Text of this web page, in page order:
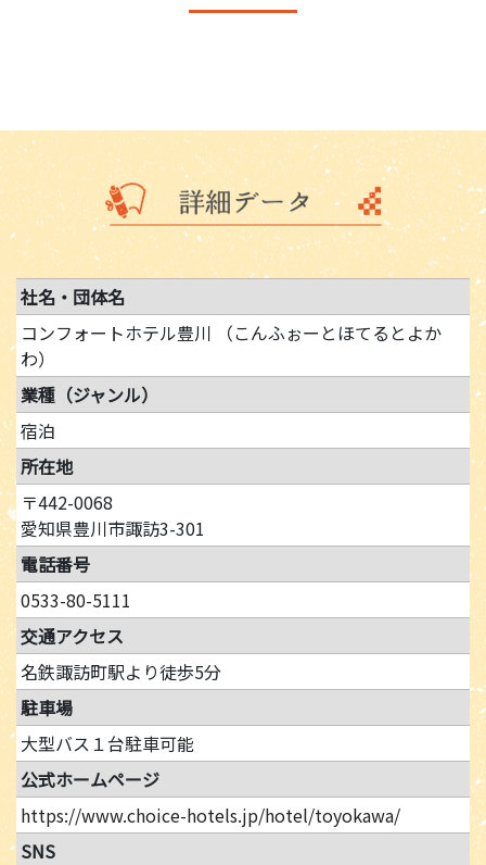
社名・団体名
コンフォートホテル豊川 （こんふぉーとほてるとよか
わ）
業種（ジャンル）
宿泊
所在地
〒442-0068
愛知県豊川市諏訪3-301
電話番号
0533-80-5111
交通アクセス
名鉄諏訪町駅より徒歩5分
駐車場
大型バス１台駐車可能
公式ホームページ
https://www.choice-hotels.jp/hotel/toyokawa/
SNS